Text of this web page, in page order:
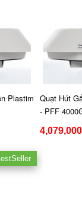
Plastim Quạt Hút
- PFF